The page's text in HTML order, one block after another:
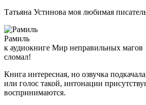
Татьяна Устинова моя любимая
Рамиль
к аудиокниге Мир неправильных
сломал!
Книга интересная, но озвучка
или голос такой, интонации
воспринимаются.